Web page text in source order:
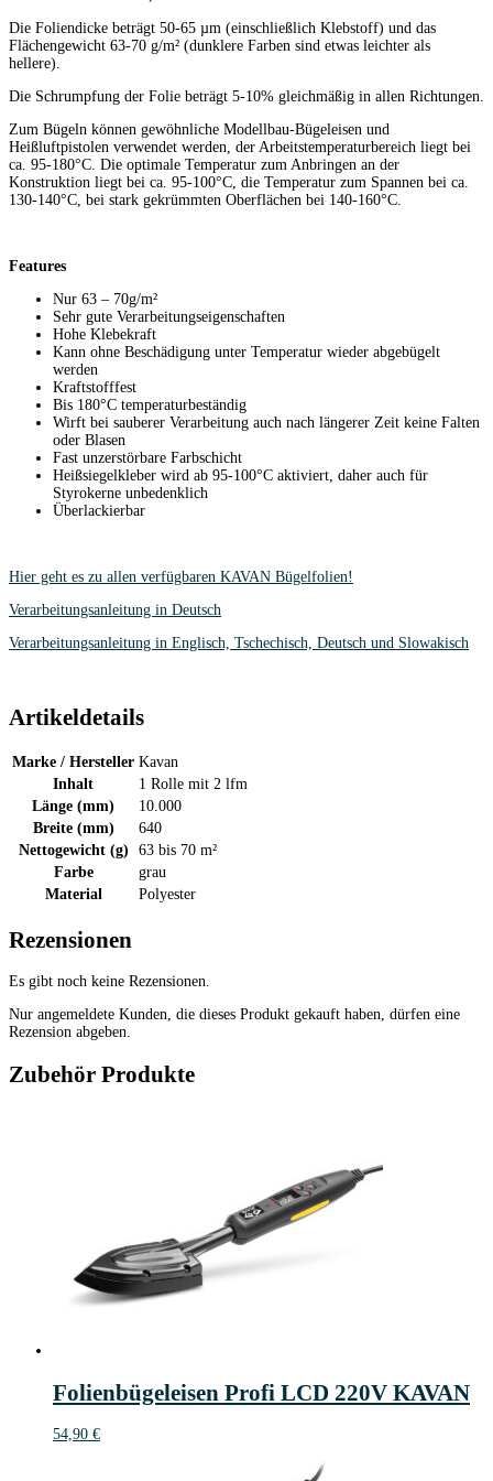
Die Foliendicke beträgt 50-65 µm (einschließlich Klebstoff) und das
Flächengewicht 63-70 g/m² (dunklere Farben sind etwas leichter als
hellere).
Die Schrumpfung der Folie beträgt 5-10% gleichmäßig in allen Richtungen.
Zum Bügeln können gewöhnliche Modellbau-Bügeleisen und
Heißluftpistolen verwendet werden, der Arbeitstemperaturbereich liegt bei
ca. 95-180°C. Die optimale Temperatur zum Anbringen an der
Konstruktion liegt bei ca. 95-100°C, die Temperatur zum Spannen bei ca.
130-140°C, bei stark gekrümmten Oberflächen bei 140-160°C.
Features
Nur 63 – 70g/m²
Sehr gute Verarbeitungseigenschaften
Hohe Klebekraft
Kann ohne Beschädigung unter Temperatur wieder abgebügelt
werden
Kraftstofffest
Bis 180°C temperaturbeständig
Wirft bei sauberer Verarbeitung auch nach längerer Zeit keine Falten
oder Blasen
Fast unzerstörbare Farbschicht
Heißsiegelkleber wird ab 95-100°C aktiviert, daher auch für
Styrokerne unbedenklich
Überlackierbar
Hier geht es zu allen verfügbaren KAVAN Bügelfolien!
Verarbeitungsanleitung in Deutsch
Verarbeitungsanleitung in Englisch, Tschechisch, Deutsch und Slowakisch
Artikeldetails
Marke / Hersteller Kavan
Inhalt
1 Rolle mit 2 lfm
Länge (mm)
10.000
Breite (mm)
640
Nettogewicht (g)
63 bis 70 m²
Farbe
grau
Material
Polyester
Rezensionen
Es gibt noch keine Rezensionen.
Nur angemeldete Kunden, die dieses Produkt gekauft haben, dürfen eine
Rezension abgeben.
Zubehör Produkte
Folienbügeleisen Profi LCD 220V KAVAN
54,90 €